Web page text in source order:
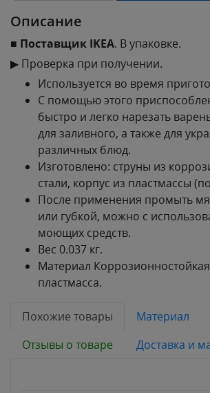
Описание
■ Поставщик IKEA. В упаковке.
▶ Проверка при получении.
Используется во время
С помощью этого
быстро и легко нарезать
для заливного, а также для
различных блюд.
Изготовлено: струны из
стали, корпус из пластмассы
После применения промыть
или губкой, можно с
моющих средств.
Вес 0.037 кг.
Материал Коррозионностойкая
пластмасса.
Похожие товары
Материал
Отзывы о товаре
Доставка и